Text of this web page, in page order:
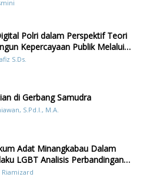
Polri dalam Perspektif Teori
Kepercayaan Publik Melalui
Kesiapsiagaan Bencana di
S.Ds.
di Gerbang Samudra
S.Pd.I., M.A.
Adat Minangkabau Dalam
LGBT Analisis Perbandingan
Pidana
Riamizard